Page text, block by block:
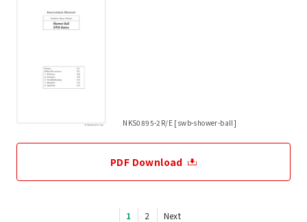
NKS0895-2R/E [swb-shower-ball]
PDF Download
1 2 Next